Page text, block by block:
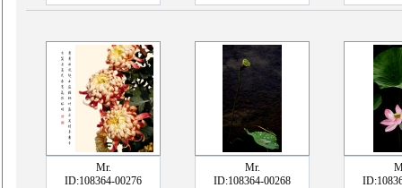
Mr.
ID:108364-00276
Mr.
ID:108364-00268